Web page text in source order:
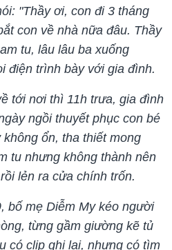
"Thầy ơi, con đi 3 tháng
con về nhà nữa đâu. Thầy
tu, lâu lâu ba xuống
điện trình bày với gia đình.
tới nơi thì 11h trưa, gia đình
ngồi thuyết phục con bé
ổn, tha thiết mong
tu nhưng không thành nên
lẻn ra cửa chính trốn.
bố mẹ Diễm My kéo người
từng gầm giường kẽ tủ
có clip ghi lại, nhưng có tìm